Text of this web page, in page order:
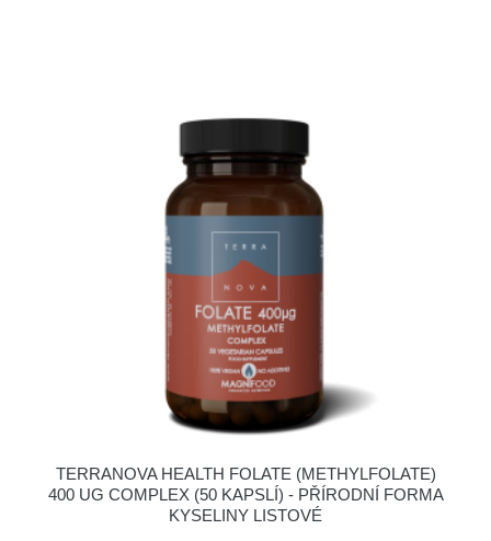
TERRANOVA HEALTH FOLATE (METHYLFOLATE)
400 UG COMPLEX (50 KAPSLÍ) - PŘÍRODNÍ FORMA
KYSELINY LISTOVÉ